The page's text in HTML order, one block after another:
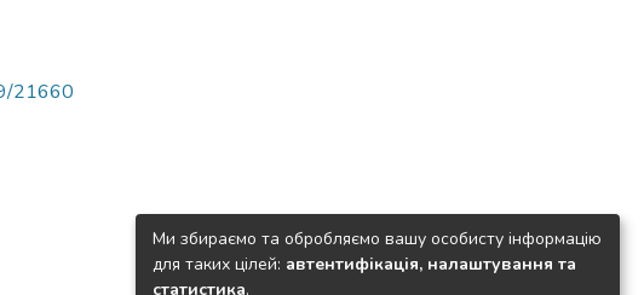
21660
Ми збираємо та обробляємо вашу особисту інформацію
для таких цілей: автентифікація, налаштування та
статистика.